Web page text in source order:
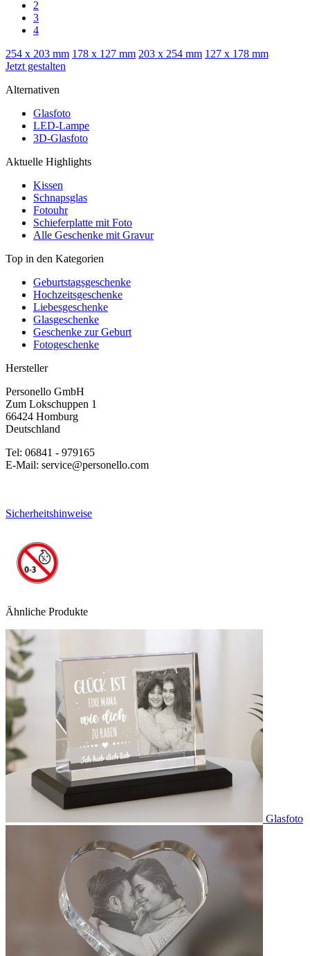
2
3
4
254 x 203 mm 178 x 127 mm 203 x 254 mm 127 x 178 mm
Jetzt gestalten
Alternativen
Glasfoto
LED-Lampe
3D-Glasfoto
Aktuelle Highlights
Kissen
Schnapsglas
Fotouhr
Schieferplatte mit Foto
Alle Geschenke mit Gravur
Top in den Kategorien
Geburtstagsgeschenke
Hochzeitsgeschenke
Liebesgeschenke
Glasgeschenke
Geschenke zur Geburt
Fotogeschenke
Hersteller
Personello GmbH
Zum Lokschuppen 1
66424 Homburg
Deutschland
Tel: 06841 - 979165
E-Mail: service@personello.com
Sicherheitshinweise
Ähnliche Produkte
Glasfoto